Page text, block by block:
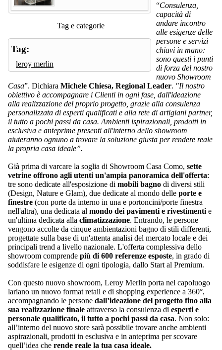
Tag e categorie
Tag:
leroy merlin
“Consulenza,
capacità di
andare incontro
alle esigenze delle
persone e servizi
chiavi in mano:
sono questi i punti
di forza del nostro
nuovo Showroom
Casa”. Dichiara Michele Chiesa, Regional Leader. "Il nostro
obiettivo è accompagnare i Clienti in ogni fase, dall'ideazione
alla realizzazione del proprio progetto, grazie alla consulenza
personalizzata di esperti qualificati e alla rete di artigiani partner,
il tutto a pochi passi da casa. Ambienti ispirazionali, prodotti in
esclusiva e anteprime presenti all'interno dello showroom
aiuteranno ognuno a trovare la soluzione giusta per rendere reale
la propria casa ideale”.
Già prima di varcare la soglia di Showroom Casa Como, sette
vetrine offrono agli utenti un'ampia panoramica dell'offerta:
tre sono dedicate all'esposizione di mobili bagno di diversi stili
(Design, Nature e Glam), due dedicate al mondo delle porte e
finestre (con porte da interno in una e portoncini/porte finestra
nell'altra), una dedicata al mondo dei pavimenti e rivestimenti e
un'ultima dedicata alla climatizzazione. Entrando, le persone
vengono accolte da cinque ambientazioni bagno di stili differenti,
progettate sulla base di un'attenta analisi del mercato locale e dei
principali trend a livello nazionale. L'offerta complessiva dello
showroom comprende più di 600 referenze esposte, in grado di
soddisfare le esigenze di ogni tipologia, dallo Start al Premium.
Con questo nuovo showroom, Leroy Merlin porta nel capoluogo
lariano un nuovo format retail e di shopping experience a 360°,
accompagnando le persone dall’ideazione del progetto fino alla
sua realizzazione finale attraverso la consulenza di esperti e
personale qualificato, il tutto a pochi passi da casa. Non solo:
all’interno del nuovo store sarà possibile trovare anche ambienti
aspirazionali, prodotti in esclusiva e in anteprima per scovare
quell’idea che rende reale la tua casa ideale.